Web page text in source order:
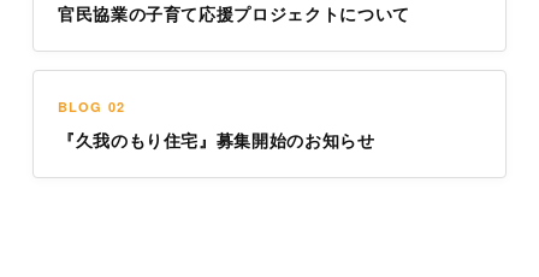
官民協業の子育て応援プロジェクトについて
BLOG 02
『久我のもり住宅』募集開始のお知らせ